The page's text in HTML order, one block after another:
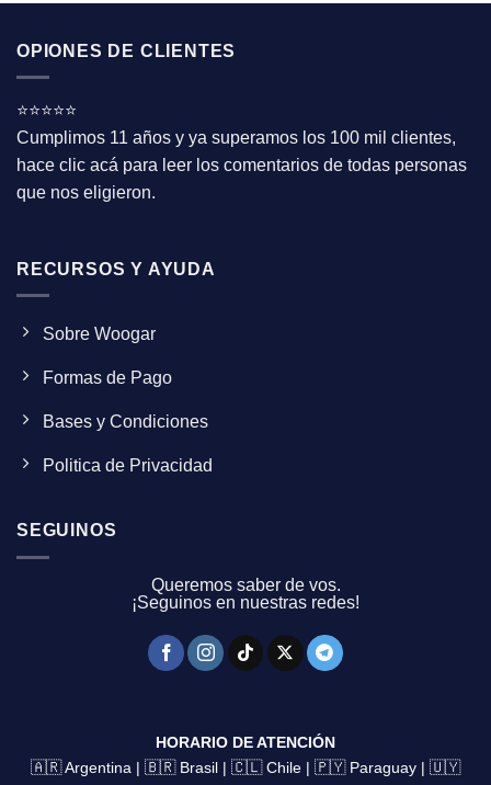
OPIONES DE CLIENTES
⭐⭐⭐⭐⭐
Cumplimos 11 años y ya superamos los 100 mil clientes,
hace clic acá para leer los comentarios de todas personas
que nos eligieron.
RECURSOS Y AYUDA
Sobre Woogar
Formas de Pago
Bases y Condiciones
Politica de Privacidad
SEGUINOS
Queremos saber de vos.
¡Seguinos en nuestras redes!
HORARIO DE ATENCIÓN
🇦🇷 Argentina | 🇧🇷 Brasil | 🇨🇱 Chile | 🇵🇾 Paraguay | 🇺🇾